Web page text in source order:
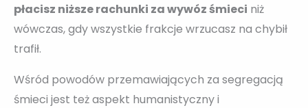
płacisz niższe rachunki za wywóz śmieci niż
wówczas, gdy wszystkie frakcje wrzucasz na chybił
trafił.
Wśród powodów przemawiających za segregacją
śmieci jest też aspekt humanistyczny i